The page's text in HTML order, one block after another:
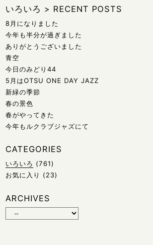
いろいろ > RECENT POSTS
8月になりました
今年も半分が過ぎました
ありがとうございました
青空
今日のみどり44
5月はOTSU ONE DAY JAZZ
新緑の季節
春の景色
春がやってきた
今年もルクラブジャズにて
CATEGORIES
いろいろ (761)
お気に入り
(23)
ARCHIVES